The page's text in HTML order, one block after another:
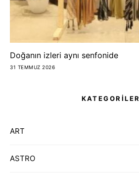
Doğanın izleri aynı senfonide
31 TEMMUZ 2026
KATEGORİLER
ART
ASTRO